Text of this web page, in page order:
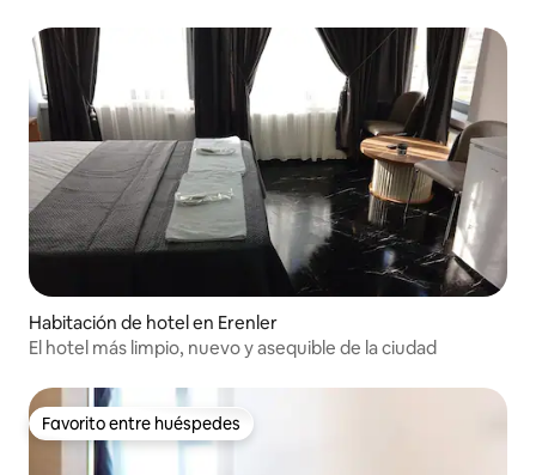
Habitación de hotel en Erenler
El hotel más limpio, nuevo y asequible de la ciudad
Favorito entre huéspedes
Favorito entre huéspedes